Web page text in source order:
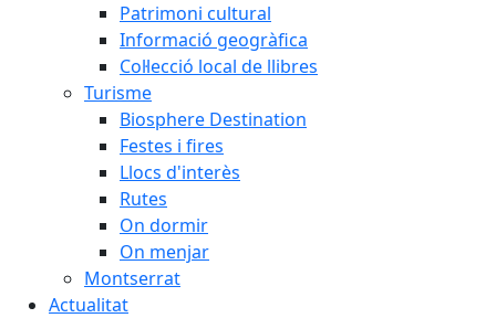
Patrimoni cultural
Informació geogràfica
Col·lecció local de llibres
Turisme
Biosphere Destination
Festes i fires
Llocs d'interès
Rutes
On dormir
On menjar
Montserrat
Actualitat